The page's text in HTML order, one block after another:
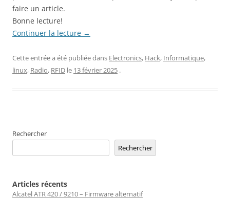
faire un article.
Bonne lecture!
Continuer la lecture →
Cette entrée a été publiée dans Electronics, Hack, Informatique,
linux, Radio, RFID le 13 février 2025 .
Rechercher
Rechercher
Articles récents
Alcatel ATR 420 / 9210 – Firmware alternatif